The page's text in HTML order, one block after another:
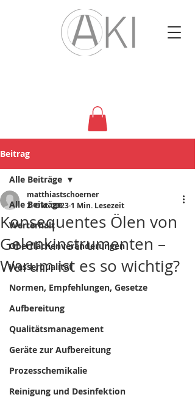
Beitrag
Alle Beiträge
Werterhalt
Oberflächenveränderungen
Wasserqualität
Normen, Empfehlungen, Gesetze
Aufbereitung
Qualitätsmanagement
Geräte zur Aufbereitung
Prozesschemikalie
Reinigung und Desinfektion
Alle Beiträge
Konsequentes Ölen von
Gelenkinstrumenten –
Warum ist es so wichtig?
matthiastschoerner
2. Okt. 2023 1 Min. Lesezeit